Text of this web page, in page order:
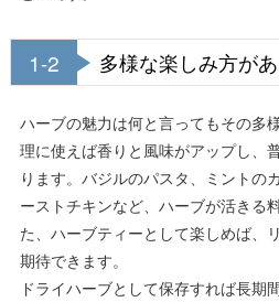
1-2 多様な楽しみ方が
ハーブの魅力は何と言ってもその多
理に使えば香りと風味がアップし、
ります。バジルのパスタ、ミントの
ーストチキンなど、ハーブが活きる
た、ハーブティーとして楽しめば、
期待できます。
ドライハーブとして保存すれば長期